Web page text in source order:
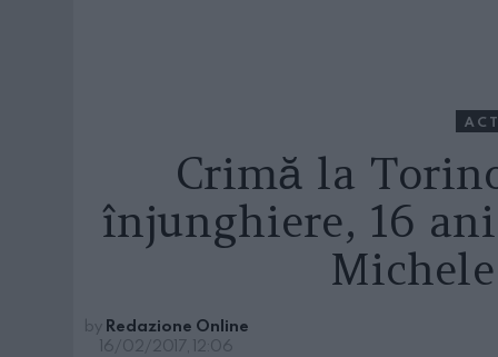
Crimă la
înjunghiere, 16
by Redazione Online
16/02/2017, 12:06